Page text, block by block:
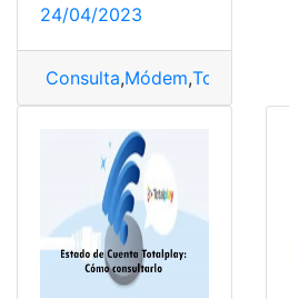
24/04/2023
Consulta,Módem,Totalplay